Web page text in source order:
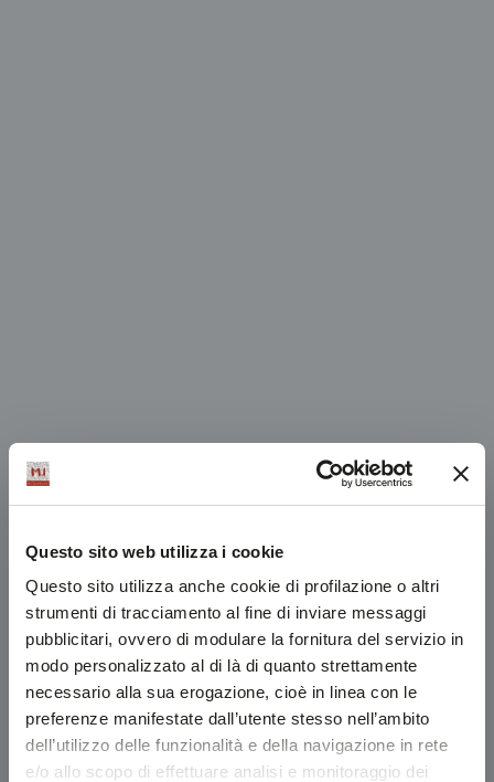
Questo sito web utilizza i cookie
Questo sito utilizza anche cookie di profilazione o altri
strumenti di tracciamento al fine di inviare messaggi
pubblicitari, ovvero di modulare la fornitura del servizio in
modo personalizzato al di là di quanto strettamente
necessario alla sua erogazione, cioè in linea con le
preferenze manifestate dall’utente stesso nell’ambito
dell’utilizzo delle funzionalità e della navigazione in rete
e/o allo scopo di effettuare analisi e monitoraggio dei